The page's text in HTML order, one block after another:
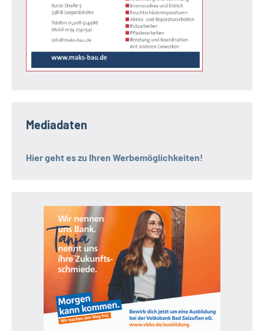
Mediadaten
Hier geht es zu Ihren Werbemöglichkeiten!